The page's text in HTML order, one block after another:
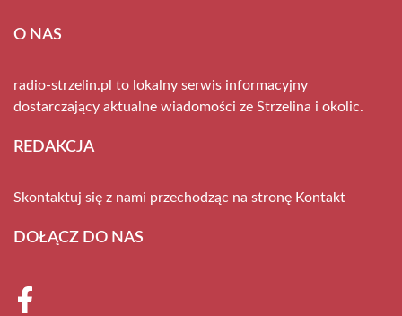
O NAS
radio-strzelin.pl to lokalny serwis informacyjny
dostarczający aktualne wiadomości ze Strzelina i okolic.
REDAKCJA
Skontaktuj się z nami przechodząc na stronę Kontakt
DOŁĄCZ DO NAS